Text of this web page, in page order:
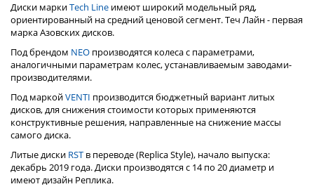
Диски маркиTech Line имеют широкий модельный ряд,
ориентированный на средний ценовой сегмент. Теч Лайн - первая
марка Азовских дисков.
Под брендом NEO производятся колеса с параметрами,
аналогичными параметрам колес, устанавливаемым заводами-
производителями.
Под маркойVENTI производится бюджетный вариант литых
дисков, для снижения стоимости которых применяются
конструктивные решения, направленные на снижение массы
самого диска.
Литые диски RST в переводе (Replica Style), начало выпуска:
декабрь 2019 года. Диски производятся с 14 по 20 диаметр и
имеют дизайн Реплика.